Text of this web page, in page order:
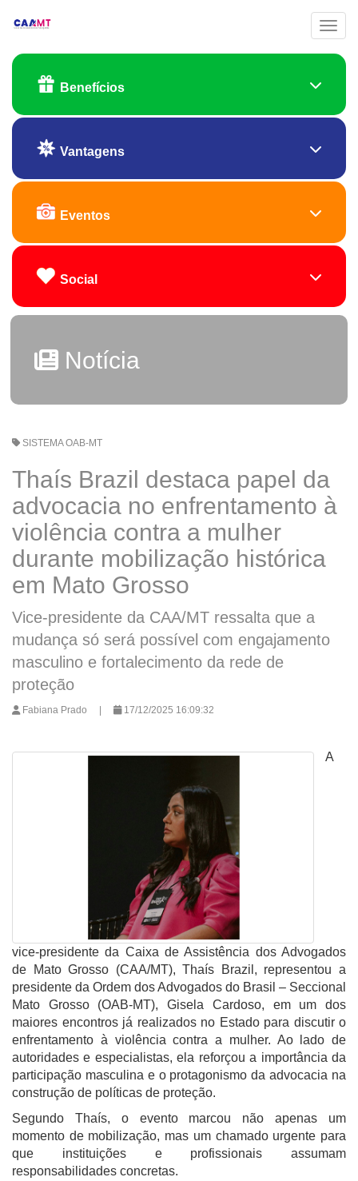
Benefícios
Vantagens
Eventos
Social
Notícia
SISTEMA OAB-MT
Thaís Brazil destaca papel da
advocacia no enfrentamento à
violência contra a mulher
durante mobilização histórica
em Mato Grosso
Vice-presidente da CAA/MT ressalta que a
mudança só será possível com engajamento
masculino e fortalecimento da rede de
proteção
Fabiana Prado 17/12/2025 16:09:32
A
vice-presidente da Caixa de Assistência dos Advogados
de Mato Grosso (CAA/MT), Thaís Brazil, representou a
presidente da Ordem dos Advogados do Brasil – Seccional
Mato Grosso (OAB-MT), Gisela Cardoso, em um dos
maiores encontros já realizados no Estado para discutir o
enfrentamento à violência contra a mulher. Ao lado de
autoridades e especialistas, ela reforçou a importância da
participação masculina e o protagonismo da advocacia na
construção de políticas de proteção.
Segundo Thaís, o evento marcou não apenas um
momento de mobilização, mas um chamado urgente para
que instituições e profissionais assumam
responsabilidades concretas.